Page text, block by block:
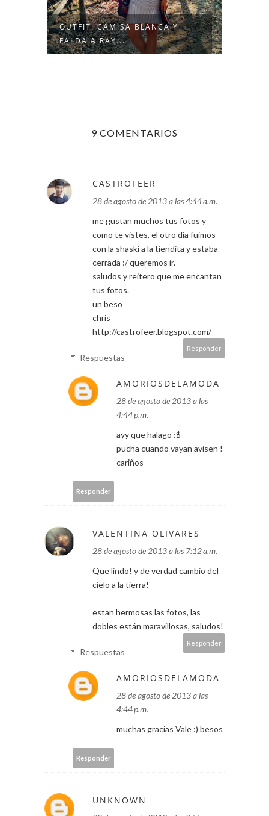
OUTFIT: CAMISA BLANCA Y
FALDA A RAY...
9 COMENTARIOS
CASTROFEER
28 de agosto de 2013 a las 4:44 a.m.
me gustan muchos tus fotos y
como te vistes, el otro día fuimos
con la shaski a la tiendita y estaba
cerrada :/ queremos ir.
saludos y reitero que me encantan
tus fotos.
un beso
chris
http://castrofeer.blogspot.com/
Responder
Respuestas
AMORIOSDELAMODA
28 de agosto de 2013 a las
4:44 p.m.
ayy que halago :$
pucha cuando vayan avisen !
cariños
Responder
VALENTINA OLIVARES
28 de agosto de 2013 a las 7:12 a.m.
Que lindo! y de verdad cambio del
cielo a la tierra!
estan hermosas las fotos, las
dobles están maravillosas, saludos!
Responder
Respuestas
AMORIOSDELAMODA
28 de agosto de 2013 a las
4:44 p.m.
muchas gracias Vale :) besos
Responder
UNKNOWN